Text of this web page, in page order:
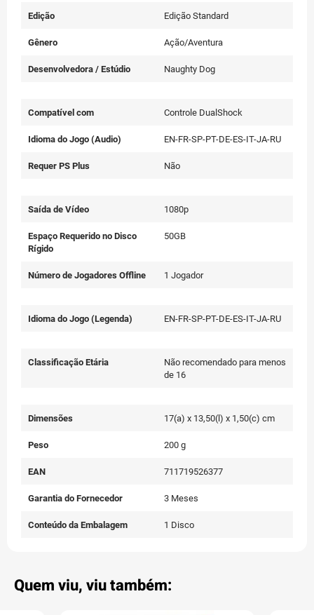
Edição Edição Standard
Gênero Ação/Aventura
Desenvolvedora / Estúdio Naughty Dog
Compatível com Controle DualShock
Idioma do Jogo (Audio) EN-FR-SP-PT-DE-ES-IT-JA-RU
Requer PS Plus Não
Saída de Vídeo 1080p
Espaço Requerido no Disco
Rígido
50GB
Número de Jogadores Offline 1 Jogador
Idioma do Jogo (Legenda) EN-FR-SP-PT-DE-ES-IT-JA-RU
Classificação Etária
Não recomendado para menos
de 16
Dimensões 17(a) x 13,50(l) x 1,50(c) cm
Peso 200 g
EAN 711719526377
Garantia do Fornecedor 3 Meses
Conteúdo da Embalagem 1 Disco
Quem viu, viu também: